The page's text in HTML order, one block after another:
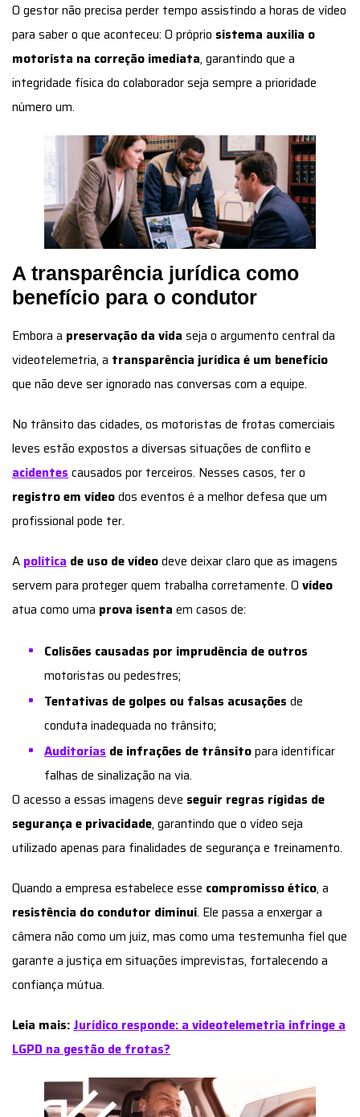
O gestor não precisa perder tempo assistindo a horas de vídeo
para saber o que aconteceu: O próprio sistema auxilia o
motorista na correção imediata, garantindo que a
integridade física do colaborador seja sempre a prioridade
número um.
A transparência jurídica como
benefício para o condutor
Embora a preservação da vida seja o argumento central da
videotelemetria, a transparência jurídica é um benefício
que não deve ser ignorado nas conversas com a equipe.
No trânsito das cidades, os motoristas de frotas comerciais
leves estão expostos a diversas situações de conflito e
acidentescausados por terceiros. Nesses casos, ter o
registro em vídeodos eventos é a melhor defesa que um
profissional pode ter.
A política de uso de vídeodeve deixar claro que as imagens
servem para proteger quem trabalha corretamente. O vídeo
atua como uma prova isenta em casos de:
Colisões causadas por imprudência de outros
motoristas ou pedestres;
Tentativas de golpes ou falsas acusações de
conduta inadequada no trânsito;
Auditorias de infrações de trânsitopara identificar
falhas de sinalização na via.
O acesso a essas imagens deve seguir regras rígidas de
segurança e privacidade, garantindo que o vídeo seja
utilizado apenas para finalidades de segurança e treinamento.
Quando a empresa estabelece esse compromisso ético, a
resistência do condutor diminui. Ele passa a enxergar a
câmera não como um juiz, mas como uma testemunha fiel que
garante a justiça em situações imprevistas, fortalecendo a
confiança mútua.
Leia mais:Jurídico responde: a videotelemetria infringe a
LGPD na gestão de frotas?